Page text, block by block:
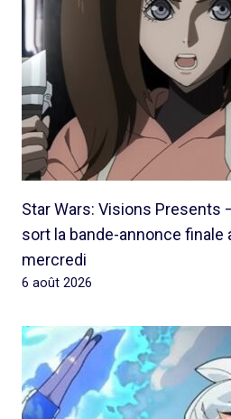
Star Wars: Visions Presents
sort la bande-annonce finale
mercredi
6 août 2026